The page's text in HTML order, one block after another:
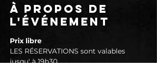
À propos de
l'événement
Prix libre
LES RÉSERVATIONS sont valables
jusqu' à 19h30.